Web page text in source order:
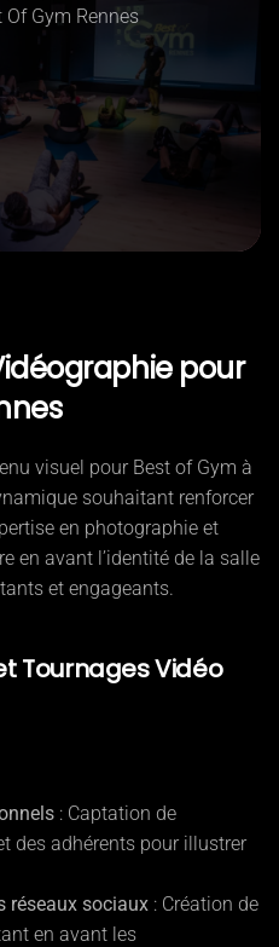
Of Gym Rennes
pour
visuel pour Best of Gym à
souhaitant renforcer
en photographie et
en avant l’identité de la salle
et engageants.
Tournages Vidéo
: Captation de
des adhérents pour illustrer
réseaux sociaux : Création de
en avant les